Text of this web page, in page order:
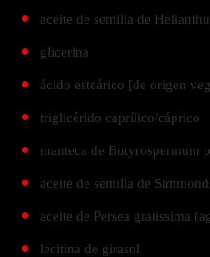
aceite de semilla de
glicerina
ácido esteárico [de origen
triglicérido caprílico/cáprico
manteca de Butyrospermum
aceite de semilla de
aceite de Persea gratissima
lecitina de girasol